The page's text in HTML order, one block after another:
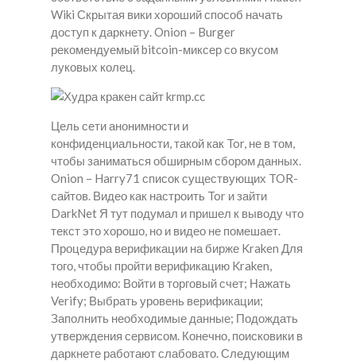
Wiki Скрытая вики хороший способ начать
доступ к даркнету. Onion – Burger
рекомендуемый bitcoin-миксер со вкусом
луковых колец.
Цель сети анонимности и
конфиденциальности, такой как Tor, не в том,
чтобы заниматься обширным сбором данных.
Onion – Harry71 список существующих TOR-
сайтов. Видео как настроить Tor и зайти
DarkNet Я тут подумал и пришел к выводу что
текст это хорошо, но и видео не помешает.
Процедура верификации на бирже Kraken Для
того, чтобы пройти верификацию Kraken,
необходимо: Войти в торговый счет; Нажать
Verify; Выбрать уровень верификации;
Заполнить необходимые данные; Подождать
утверждения сервисом. Конечно, поисковики в
даркнете работают слабовато. Следующим